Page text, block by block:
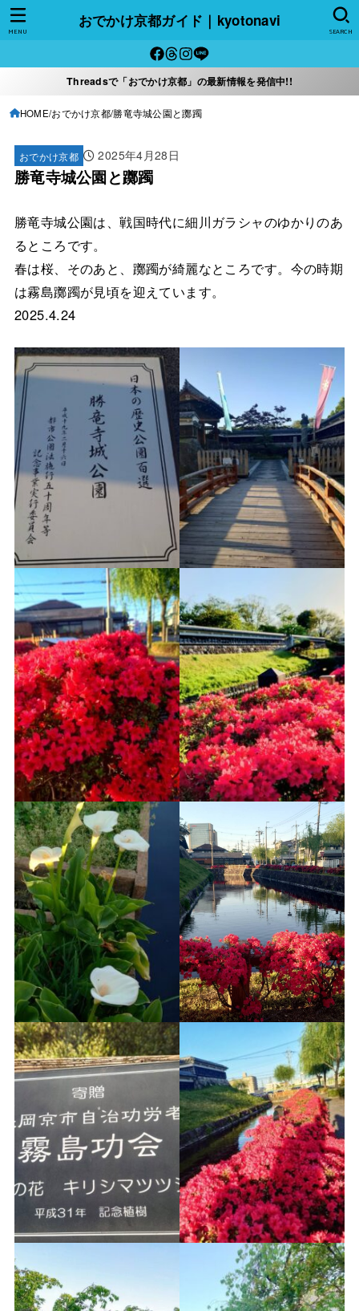
おでかけ京都ガイド｜kyotonavi
SEARCH
MENU
Threadsで「おでかけ京都」の最新情報を発信中!!
HOME おでかけ京都 勝竜寺城公園と躑躅
おでかけ京都 2025年4月28日
勝竜寺城公園と躑躅
勝竜寺城公園は、戦国時代に細川ガラシャのゆかりのあ
るところです。
春は桜、そのあと、躑躅が綺麗なところです。今の時期
は霧島躑躅が見頃を迎えています。
2025.4.24